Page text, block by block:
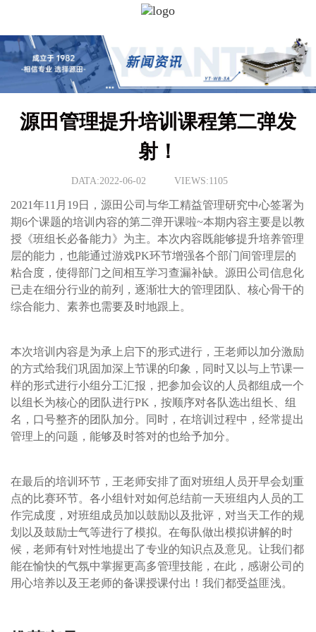
源田管理提升培训课程第二弹发
射！
DATA:2022-06-02 VIEWS:1105
2021年11月19日，源田公司与华工精益管理研究中心签署为
期6个课题的培训内容的第二弹开课啦~本期内容主要是以教
授《班组长必备能力》为主。本次内容既能够提升培养管理
层的能力，也能通过游戏PK环节增强各个部门间管理层的
粘合度，使得部门之间相互学习查漏补缺。源田公司信息化
已走在细分行业的前列，逐渐壮大的管理团队、核心骨干的
综合能力、素养也需要及时地跟上。
本次培训内容是为承上启下的形式进行，王老师以加分激励
的方式给我们巩固加深上节课的印象，同时又以与上节课一
样的形式进行小组分工汇报，把参加会议的人员都组成一个
以组长为核心的团队进行PK，按顺序对各队选出组长、组
名，口号整齐的团队加分。同时，在培训过程中，经常提出
管理上的问题，能够及时答对的也给予加分。
在最后的培训环节，王老师安排了面对班组人员开早会划重
点的比赛环节。各小组针对如何总结前一天班组内人员的工
作完成度，对班组成员加以鼓励以及批评，对当天工作的规
划以及鼓励士气等进行了模拟。在每队做出模拟讲解的时
候，老师有针对性地提出了专业的知识点及意见。让我们都
能在愉快的气氛中掌握更高多管理技能，在此，感谢公司的
用心培养以及王老师的备课授课付出！我们都受益匪浅。